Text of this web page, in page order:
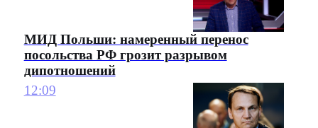
МИД Польши: намеренный перенос
посольства РФ грозит разрывом
дипотношений
12:09